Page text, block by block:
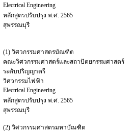
Electrical Engineering
หลักสูตรปรับปรุง พ.ศ. 2565
สุพรรณบุรี
(1) วิศวกรรมศาสตรบัณฑิต
คณะวิศวกรรมศาสตร์และสถาปัตยกรรมศาสตร์
ระดับปริญญาตรี
วิศวกรรมไฟฟ้า
Electrical Engineering
หลักสูตรปรับปรุง พ.ศ. 2565
สุพรรณบุรี
(2) วิศวกรรมศาสตรมหาบัณฑิต